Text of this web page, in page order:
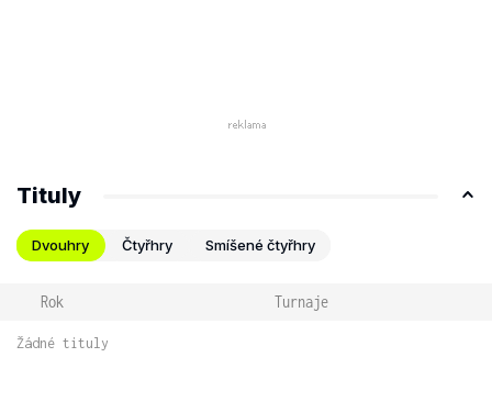
Tituly
Dvouhry Čtyřhry Smíšené čtyřhry
Rok Turnaje
Žádné tituly